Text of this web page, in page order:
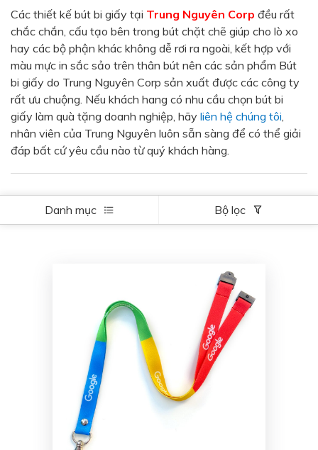
Tím - Bạc
Đỏ - Bạc
Bạc - Xanh dương
Bạc - Xanh lá
Bạc - Cam
Bạc - Đỏ
Đỏ - Bạc
Trong suốt
Đen - Trắng
Bạc - Đen
Nâu
Xanh Cốm
Xanh dương - Đen
Đỏ nâu
Các thiết kế bút bi giấy tại Trung Nguyên Corp đều rất
chắc chắn, cấu tạo bên trong bút chặt chẽ giúp cho lò xo
hay các bộ phận khác không dễ rơi ra ngoài, kết hợp với
màu mực in sắc sảo trên thân bút nên các sản phẩm Bút
bi giấy do Trung Nguyên Corp sản xuất được các công ty
rất ưu chuộng. Nếu khách hang có nhu cầu chọn bút bi
giấy làm quà tặng doanh nghiệp, hãy liên hệ chúng tôi
nhân viên của Trung Nguyên luôn sẵn sàng để có thể giải
đáp bất cứ yêu cầu nào từ quý khách hàng.
Danh mục Bộ lọc